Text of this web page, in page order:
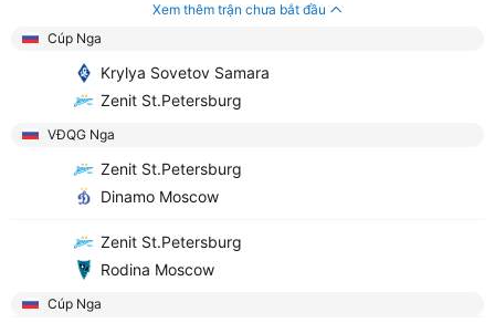
Xem thêm trận chưa bắt đầu
Cúp Nga
Krylya Sovetov Samara
Zenit St.Petersburg
VĐQG Nga
Zenit St.Petersburg
Dinamo Moscow
Zenit St.Petersburg
Rodina Moscow
Cúp Nga